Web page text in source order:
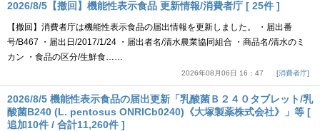
2026/8/5【撤回】機能性表示食品 更新情報/消費者庁 [ 25件 ]
【撤回】消費者庁は機能性表示食品の届出情報を更新しました。 ・届出番
号/B467 ・届出日/2017/1/24 ・届出者名/清水農業協同組合 ・商品名/清水のミ
カン ・食品の区分/生鮮食……
2026年08月06日 16：47 消費者庁
2026/8/5 機能性表示食品の届出更新「乳酸菌Ｂ２４０タブレット/乳
酸菌B240 (L. pentosus ONRICb0240)《大塚製薬株式会社》」等 [
追加10件 / 合計11,260件 ]